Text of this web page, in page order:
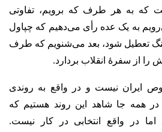
که به هر طرف که برویم، تفاوتی
به یک عده رأی می‌دهیم که چپاول
جنگ تعطیل شود، بعد می‌شنویم که طرف
را از سفرۀ انقلاب بردارد.
ایران نیست و در واقع به روندی
همه جا شاهد این روند هستیم که
اما در واقع انتخابی در کار نیست.